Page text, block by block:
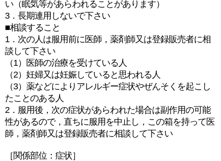
い（眠気等があらわれることがあります）
3．長期連用しないで下さい
■相談すること
1．次の人は服用前に医師，薬剤師又は登録販売者に相
談して下さい
（1）医師の治療を受けている人
（2）妊婦又は妊娠していると思われる人
（3）薬などによりアレルギー症状やぜんそくを起こし
たことのある人
2．服用後，次の症状があらわれた場合は副作用の可能
性があるので，直ちに服用を中止し，この箱を持って医
師，薬剤師又は登録販売者に相談して下さい
［関係部位：症状］